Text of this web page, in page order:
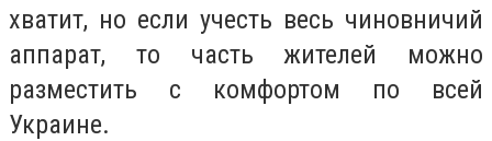
хватит, но если учесть весь чиновничий
аппарат, то часть жителей можно
разместить с комфортом по всей
Украине.